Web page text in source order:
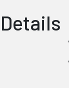
Details